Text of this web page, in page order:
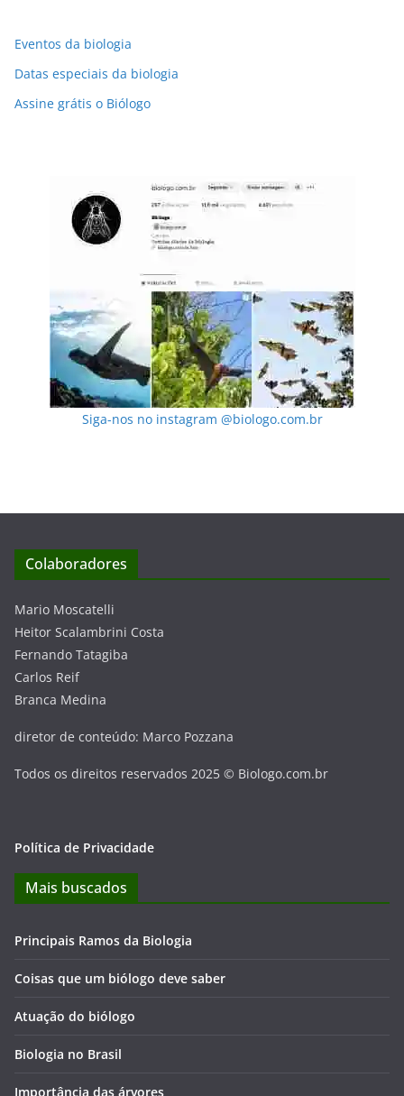
Eventos da biologia
Datas especiais da biologia
Assine grátis o Biólogo
Siga-nos no instagram @biologo.com.br
Colaboradores
Mario Moscatelli
Heitor Scalambrini Costa
Fernando Tatagiba
Carlos Reif
Branca Medina
diretor de conteúdo: Marco Pozzana
Todos os direitos reservados 2025 © Biologo.com.br
Política de Privacidade
Mais buscados
Principais Ramos da Biologia
Coisas que um biólogo deve saber
Atuação do biólogo
Biologia no Brasil
Importância das árvores